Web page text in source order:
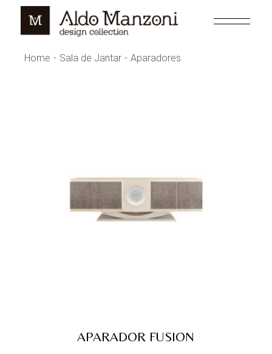
content
Home Sala de Jantar Aparadores
APARADOR FUSION